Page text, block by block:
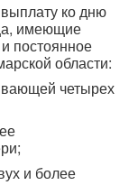
ко дню
имеющие
постоянное
области:
четырех
и более